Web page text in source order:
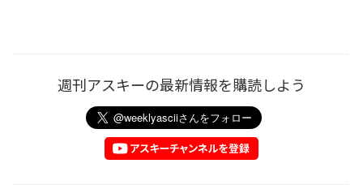
週刊アスキーの最新情報を購読しよう